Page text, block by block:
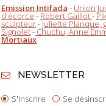
Emission Intifada - Union
d'écorce-Robert Gaillot-
sculpteur-Juliette Planque,
Signolet-Chuchu, Anne
Mortiaux
NEWSLETTER
S'inscrire Se